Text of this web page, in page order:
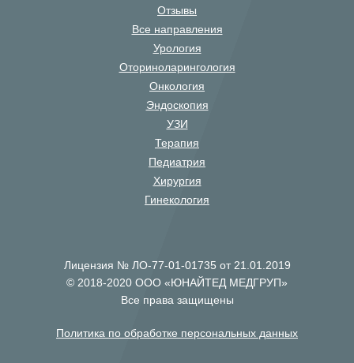
Отзывы
Все направления
Урология
Оториноларингология
Онкология
Эндоскопия
УЗИ
Терапия
Педиатрия
Хирургия
Гинекология
Лицензия № ЛО-77-01-01735 от 21.01.2019
© 2018-2020 ООО «ЮНАЙТЕД МЕДГРУП»
Все права защищены
Политика по обработке персональных данных